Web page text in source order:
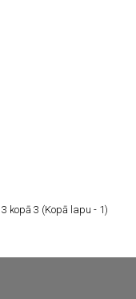
kopā 3 (Kopā lapu - 1)